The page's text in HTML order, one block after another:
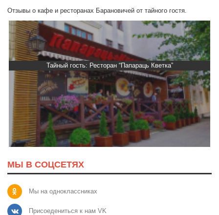
Отзывы о кафе и ресторанах Барановичей от тайного гостя.
Тайный гость: Ресторан “Папараць Кветка”
МЫ В СОЦСЕТЯХ
Мы на одноклассниках
Присоедениться к нам VK